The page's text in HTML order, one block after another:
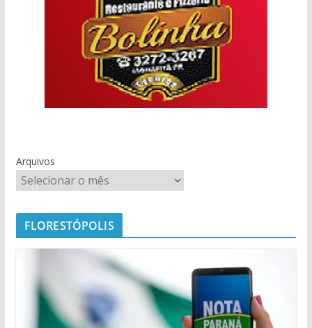
Arquivos
FLORESTÓPOLIS